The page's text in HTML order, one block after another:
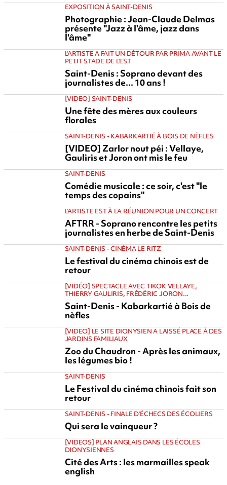
EXPOSITION À SAINT-DENIS
Photographie : Jean-Claude Delmas
présente "Jazz à l'âme, jazz dans
l'âme"
L'ARTISTE A FAIT UN DÉTOUR PAR PRIMA AVANT LE
PETIT STADE DE L'EST
Saint-Denis : Soprano devant des
journalistes de... 10 ans !
[VIDEO] SAINT-DENIS
Une fête des mères aux couleurs
florales
SAINT-DENIS - KABARKARTIÉ À BOIS DE NÈFLES
[VIDEO] Zarlor nout péi : Vellaye,
Gauliris et Joron ont mis le feu
SAINT-DENIS
Comédie musicale : ce soir, c'est "le
temps des copains"
L'ARTISTE EST À LA RÉUNION POUR UN CONCERT
AFTRR - Soprano rencontre les petits
journalistes en herbe de Saint-Denis
SAINT-DENIS - CINÉMA LE RITZ
Le festival du cinéma chinois est de
retour
[VIDÉO] SPECTACLE AVEC TIKOK VELLAYE,
THIERRY GAULIRIS, FRÉDÉRIC JORON...
Saint-Denis - Kabarkartié à Bois de
nèfles
[VIDEO] LE SITE DIONYSIEN A LAISSÉ PLACE À DES
JARDINS FAMILIAUX
Zoo du Chaudron - Après les animaux,
les légumes bio !
SAINT-DENIS
Le Festival du cinéma chinois fait son
retour
SAINT-DENIS - FINALE D'ÉCHECS DES ÉCOLIERS
Qui sera le vainqueur ?
[VIDEOS] PLAN ANGLAIS DANS LES ÉCOLES
DIONYSIENNES
Cité des Arts : les marmailles speak
english